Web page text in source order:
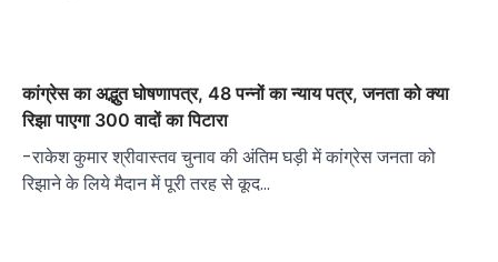
कांग्रेस का अद्भुत घोषणापत्र, 48 पन्नों का न्याय पत्र, जनता को क्या
रिझा पाएगा 300 वादों का पिटारा
-राकेश कुमार श्रीवास्तव चुनाव की अंतिम घड़ी में कांग्रेस जनता को
रिझाने के लिये मैदान में पूरी तरह से कूद…